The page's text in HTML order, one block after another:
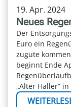
19. Apr. 2024
Neues
Der
Euro ein
zugute
beginnt Ende
„Alter Haller“